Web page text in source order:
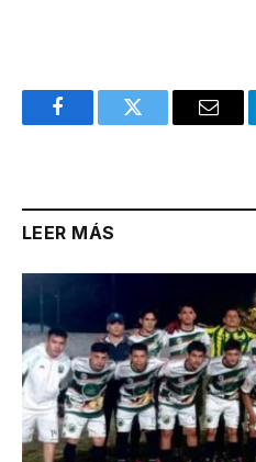
FacebookTwitter Email
LEER MÁS